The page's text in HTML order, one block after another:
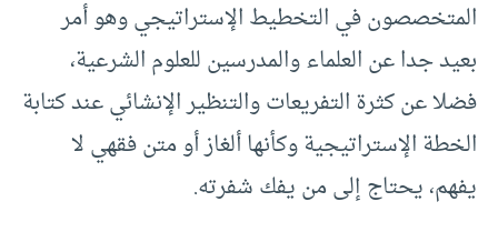
المتخصصون في التخطيط الإستراتيجي وهو أمر
بعيد جدا عن العلماء والمدرسين للعلوم الشرعية،
فضلا عن كثرة التفريعات والتنظير الإنشائي عند كتابة
الخطة الإستراتيجية وكأنها ألغاز أو متن فقهي لا
يفهم، يحتاج إلى من يفك شفرته.